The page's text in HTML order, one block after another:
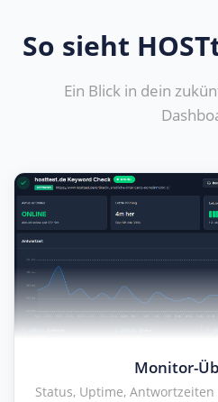
So sieht
Ein Blick in dein
Monitor-
Status, Uptime,